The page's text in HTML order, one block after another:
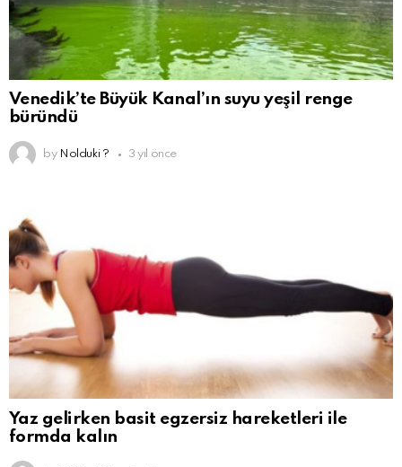
Venedik’te Büyük Kanal’ın suyu yeşil renge
büründü
by Nolduki ? 3 yıl önce
Yaz gelirken basit egzersiz hareketleri ile
formda kalın